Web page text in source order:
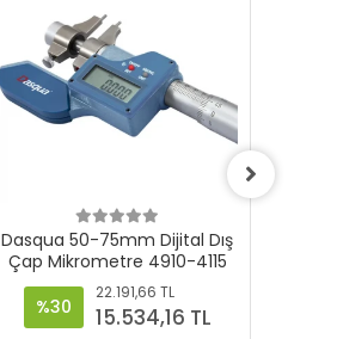
Dasqua 50-75mm Dijital Dış
Çap Mikrometre 4910-4115
%30
22.191,66 TL
15.534,16 TL